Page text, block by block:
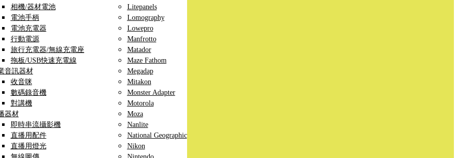
相機/器材電池
電池手柄
電池充電器
行動電源
旅行充電器/無線充電座
拖板/USB快速充電線
音訊器材
收音咪
數碼錄音機
對講機
器材
即時串流攝影機
直播用配件
直播用燈光
Litepanels
Lomography
Lowepro
Manfrotto
Matador
Maze Fathom
Megadap
Mitakon
Monster Adapter
Motorola
Moza
Nanlite
National Geographic
Nikon